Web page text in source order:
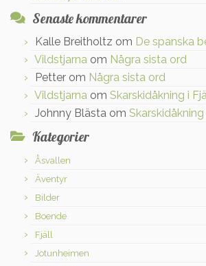
Senaste kommentarer
Kalle Breitholtz om De spanska
Vildstjarna om Några sista ord
Petter om Några sista ord
Vildstjarna om Skarskidåkning i
Johnny Blästa om
Kategorier
Åsvallen
Äventyr
Bilder
Boende
Fjäll
Jotunheimen